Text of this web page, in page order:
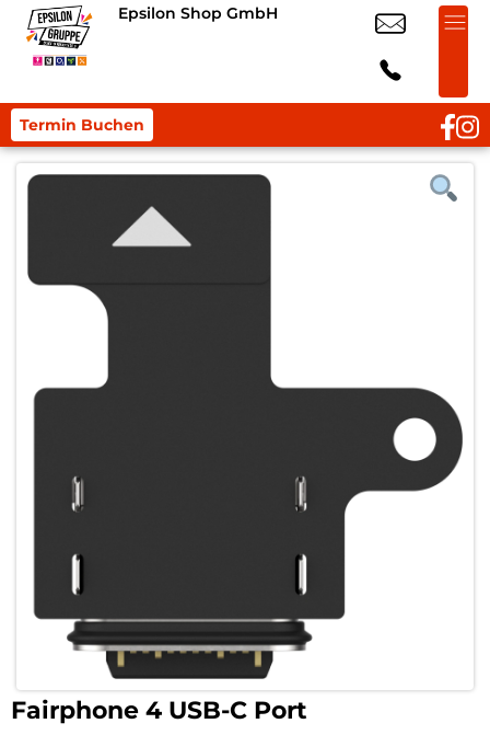
Epsilon Shop GmbH
Termin Buchen
Fairphone 4 USB-C Port